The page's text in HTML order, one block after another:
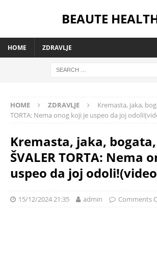
BEAUTE
HOME ZDRAVLJE
HOME ZDRAVLJE
Kremasta, jaka,
TORTA: Nema onog koji je uspeo da joj
Kremasta, jaka,
ŠVALER TORTA: Nema
uspeo da joj
15/12/2024 21:35 admin Comments